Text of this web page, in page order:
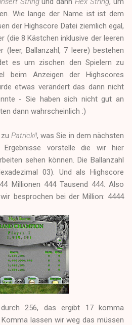
Wie lange der Name ist ist dem
der Highscore Datei ziemlich egal,
(die 8 Kästchen inklusive der leeren
(leer, Ballanzahl, 7 leere) bestehen
es um zischen den Spielern zu
beim Anzeigen der Highscores
etwas verändert das dann nicht
- Sie haben sich nicht gut an
dann wahrscheinlich :)
Patrick!!, was Sie in dem nächsten
vorstelle die wir hier
sehen können. Die Ballanzahl
03). Und als Highscore
Millionen 444 Tausend 444. Also
besprochen bei der Million: 4444
256, das ergibt 17 komma
lassen wir weg das müssen